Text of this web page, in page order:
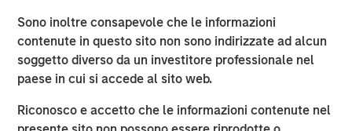
Sono inoltre consapevole che le informazioni
contenute in questo sito non sono indirizzate ad alcun
soggetto diverso da un investitore professionale nel
paese in cui si accede al sito web.
Riconosco e accetto che le informazioni contenute nel
administrative and regulatory complexity while
maintaining a strong focus on their core operations.”
Jim Howland, Managing Director and Operating Partner
of MSPE, added, “We are delighted to partner with
CoAdvantage. The company’s talented executives and